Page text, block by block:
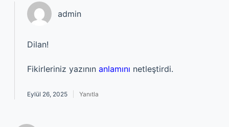
admin
Dilan!
Fikirleriniz yazının anlamını netleştirdi.
Eylül 26, 2025 Yanıtla